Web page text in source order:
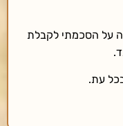
על הסכמתי לקבלת
עת.